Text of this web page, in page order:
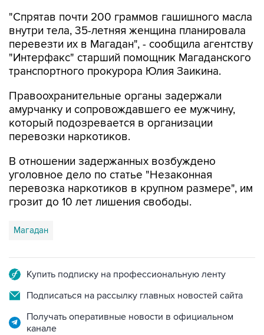
"Спрятав почти 200 граммов гашишного масла
внутри тела, 35-летняя женщина планировала
перевезти их в Магадан", - сообщила агентству
"Интерфакс" старший помощник Магаданского
транспортного прокурора Юлия Заикина.
Правоохранительные органы задержали
амурчанку и сопровождавшего ее мужчину,
который подозревается в организации
перевозки наркотиков.
В отношении задержанных возбуждено
уголовное дело по статье "Незаконная
перевозка наркотиков в крупном размере", им
грозит до 10 лет лишения свободы.
Магадан
Купить подписку на профессиональную ленту
Подписаться на рассылку главных новостей сайта
Получать оперативные новости в официальном
канале